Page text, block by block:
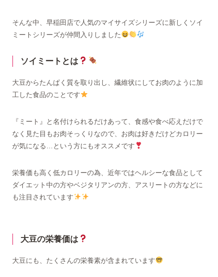
そんな中、早稲田店で人気のマイサイズシリーズに新しくソイ
ミートシリーズが仲間入りしました
ソイミートとは
大豆からたんぱく質を取り出し、繊維状にしてお肉のように加
工した食品のことです
『ミート』と名付けられるだけあって、食感や食べ応えだけで
なく見た目もお肉そっくりなので、お肉は好きだけどカロリー
が気になる…という方にもオススメです
栄養価も高く低カロリーの為、近年ではヘルシーな食品として
ダイエット中の方やベジタリアンの方、アスリートの方などに
も注目されています
大豆の栄養価は
大豆にも、たくさんの栄養素が含まれています